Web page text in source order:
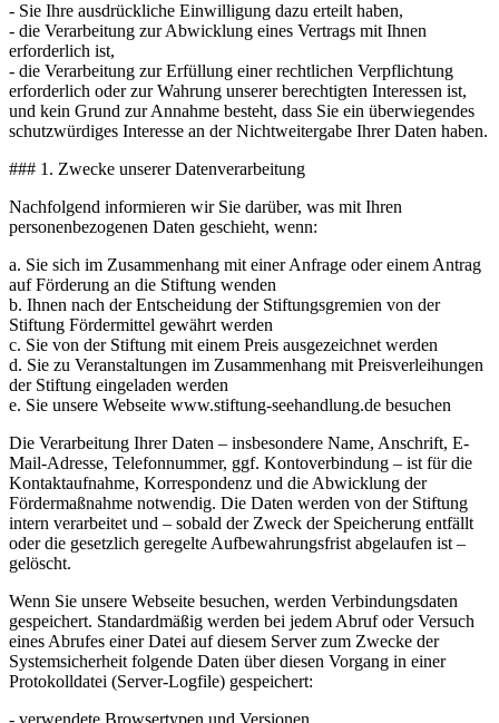
- Sie Ihre ausdrückliche Einwilligung dazu erteilt haben,
- die Verarbeitung zur Abwicklung eines Vertrags mit Ihnen
erforderlich ist,
- die Verarbeitung zur Erfüllung einer rechtlichen Verpflichtung
erforderlich oder zur Wahrung unserer berechtigten Interessen ist,
und kein Grund zur Annahme besteht, dass Sie ein überwiegendes
schutzwürdiges Interesse an der Nichtweitergabe Ihrer Daten haben.
### 1. Zwecke unserer Datenverarbeitung
Nachfolgend informieren wir Sie darüber, was mit Ihren
personenbezogenen Daten geschieht, wenn:
a. Sie sich im Zusammenhang mit einer Anfrage oder einem Antrag
auf Förderung an die Stiftung wenden
b. Ihnen nach der Entscheidung der Stiftungsgremien von der
Stiftung Fördermittel gewährt werden
c. Sie von der Stiftung mit einem Preis ausgezeichnet werden
d. Sie zu Veranstaltungen im Zusammenhang mit Preisverleihungen
der Stiftung eingeladen werden
e. Sie unsere Webseite www.stiftung-seehandlung.de besuchen
Die Verarbeitung Ihrer Daten – insbesondere Name, Anschrift, E-
Mail-Adresse, Telefonnummer, ggf. Kontoverbindung – ist für die
Kontaktaufnahme, Korrespondenz und die Abwicklung der
Fördermaßnahme notwendig. Die Daten werden von der Stiftung
intern verarbeitet und – sobald der Zweck der Speicherung entfällt
oder die gesetzlich geregelte Aufbewahrungsfrist abgelaufen ist –
gelöscht.
Wenn Sie unsere Webseite besuchen, werden Verbindungsdaten
gespeichert. Standardmäßig werden bei jedem Abruf oder Versuch
eines Abrufes einer Datei auf diesem Server zum Zwecke der
Systemsicherheit folgende Daten über diesen Vorgang in einer
Protokolldatei (Server-Logfile) gespeichert:
- verwendete Browsertypen und Versionen,